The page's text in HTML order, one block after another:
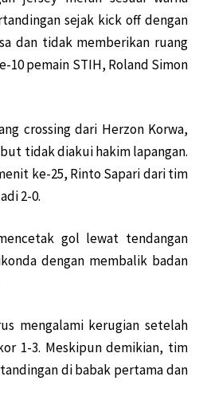
Pemerintah
Sabon
Tengah
Terumbu Karang
Hanya Hoaks
untuk Cawagub
Pemerintah!
Hutan
TKBM Manokwari
Bangun Papua
Kisor
Kisor
sejak kick off dengan
dan tidak memberikan ruang
10 pemain STIH, Roland Simon
crossing dari Herzon Korwa,
tidak diakui hakim lapangan.
ke-25, Rinto Sapari dari tim
2-0.
gol lewat tendangan
dengan membalik badan
mengalami kerugian setelah
1-3. Meskipun demikian, tim
di babak pertama dan